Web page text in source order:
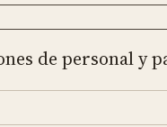
de personal y